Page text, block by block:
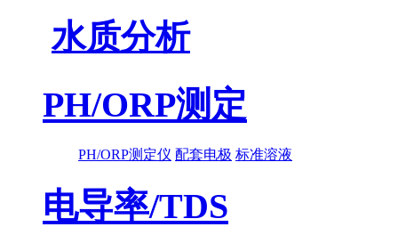
水质分析
PH/ORP测定
PH/ORP测定仪 配套电极 标准溶液
电导率/TDS